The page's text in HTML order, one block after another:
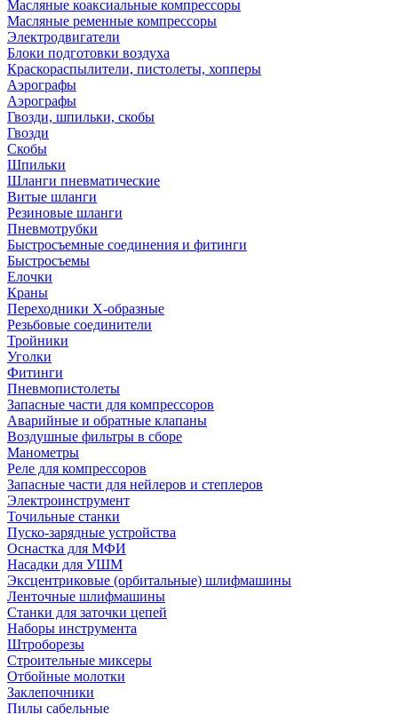
Масляные коаксиальные компрессоры
Масляные ременные компрессоры
Электродвигатели
Блоки подготовки воздуха
Краскораспылители, пистолеты, хопперы
Аэрографы
Аэрографы
Гвозди, шпильки, скобы
Гвозди
Скобы
Шпильки
Шланги пневматические
Витые шланги
Резиновые шланги
Пневмотрубки
Быстросъемные соединения и фитинги
Быстросъемы
Елочки
Краны
Переходники Х-образные
Резьбовые соединители
Тройники
Уголки
Фитинги
Пневмопистолеты
Запасные части для компрессоров
Аварийные и обратные клапаны
Воздушные фильтры в сборе
Манометры
Реле для компрессоров
Запасные части для нейлеров и степлеров
Электроинструмент
Точильные станки
Пуско-зарядные устройства
Оснастка для МФИ
Насадки для УШМ
Эксцентриковые (орбитальные) шлифмашины
Ленточные шлифмашины
Станки для заточки цепей
Наборы инструмента
Штроборезы
Строительные миксеры
Отбойные молотки
Заклепочники
Пилы сабельные